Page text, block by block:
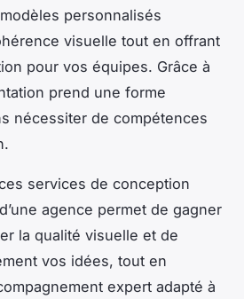
personnalisés
visuelle tout en offrant
pour vos équipes. Grâce à
prend une forme
nécessiter de compétences
services de conception
agence permet de gagner
la qualité visuelle et de
vos idées, tout en
expert adapté à